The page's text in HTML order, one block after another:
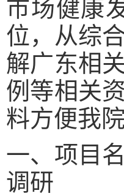
市场健康
位，从综
解广东相
例等相关
料方便我
一、项目
调研